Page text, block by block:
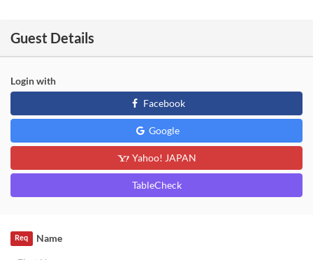
Guest Details
Login with
Facebook
Google
Yahoo! JAPAN
TableCheck
Name
Req